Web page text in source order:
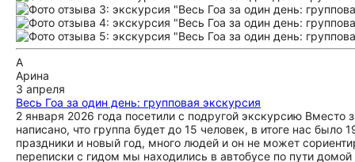
А
Арина
3 апреля
Весь Гоа за один день: групповая экскурсия
2 января 2026 года посетили с подругой экскурсию
написано, что группа будет до 15 человек, в итоге нас
праздники и новый год, много людей и он не может
переписки с гидом мы находились в автобусе по пути